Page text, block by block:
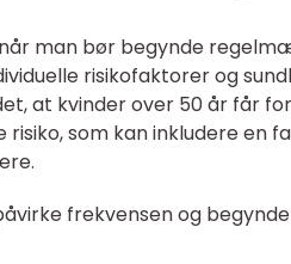
man bør begynde
risikofaktorer og
at kvinder over 50 år får
risiko, som kan inkludere
frekvensen og